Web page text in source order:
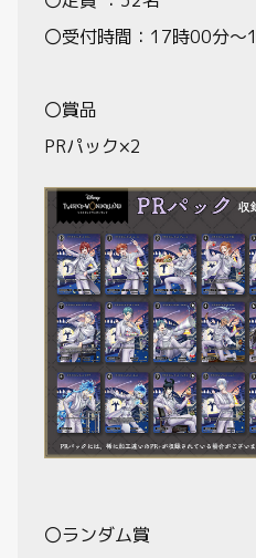
〇受付時間：17時00分～
〇賞品
PRパック×2
〇ランダム賞